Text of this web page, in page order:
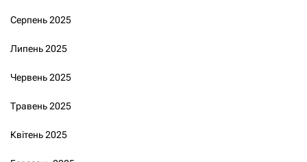
Серпень 2025
Липень 2025
Червень 2025
Травень 2025
Квітень 2025